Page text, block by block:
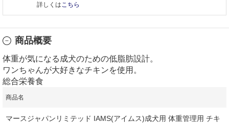
詳しくはこちら
商品概要
体重が気になる成犬のための低脂肪設計。
ワンちゃんが大好きなチキンを使用。
総合栄養食
商品名
マースジャパンリミテッド IAMS(アイムス)成犬用 体重管理用 チキ